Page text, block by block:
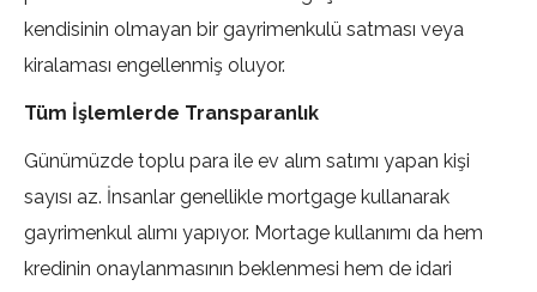
kendisinin olmayan bir gayrimenkulü satması veya
kiralaması engellenmiş oluyor.
Tüm İşlemlerde Transparanlık
Günümüzde toplu para ile ev alım satımı yapan kişi
sayısı az. İnsanlar genellikle mortgage kullanarak
gayrimenkul alımı yapıyor. Mortage kullanımı da hem
kredinin onaylanmasının beklenmesi hem de idari